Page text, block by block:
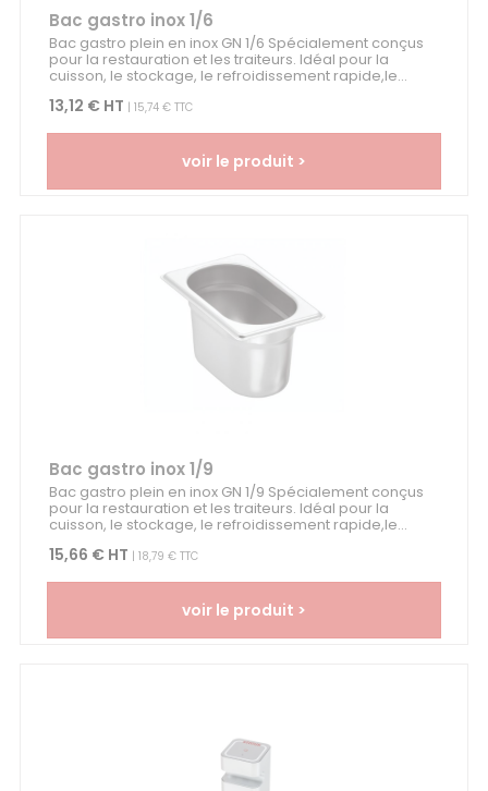
Bac gastro inox 1/6
Bac gastro plein en inox GN 1/6 Spécialement conçus
pour la restauration et les traiteurs. Idéal pour la
cuisson, le stockage, le refroidissement rapide,le...
13,12 € HT | 15,74 € TTC
voir le produit >
Bac gastro inox 1/9
Bac gastro plein en inox GN 1/9 Spécialement conçus
pour la restauration et les traiteurs. Idéal pour la
cuisson, le stockage, le refroidissement rapide,le...
15,66 € HT | 18,79 € TTC
voir le produit >